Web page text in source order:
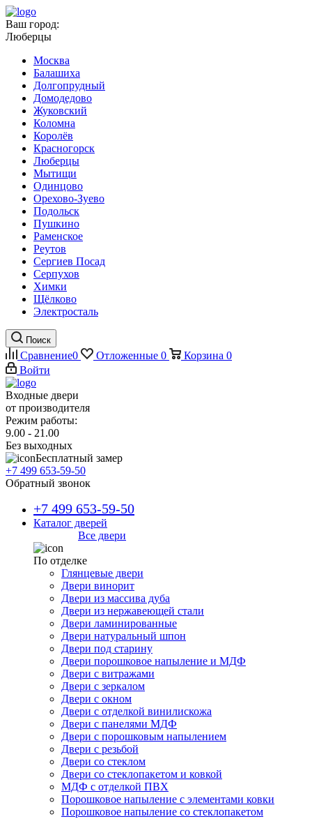
Ваш город:
Люберцы
Москва
Балашиха
Долгопрудный
Домодедово
Жуковский
Коломна
Королёв
Красногорск
Люберцы
Мытищи
Одинцово
Орехово-Зуево
Подольск
Пушкино
Раменское
Реутов
Сергиев Посад
Серпухов
Химки
Щёлково
Электросталь
Поиск
Сравнение0 Отложенные 0 Корзина 0
Войти
Входные двери
от производителя
Режим работы:
9.00 - 21.00
Без выходных
Бесплатный замер
+7 499 653-59-50
Обратный звонок
+7 499 653-59-50
Каталог дверей
Все двери
По отделке
Глянцевые двери
Двери винорит
Двери из массива дуба
Двери из нержавеющей стали
Двери ламинированные
Двери натуральный шпон
Двери под старину
Двери порошковое напыление и МДФ
Двери с витражами
Двери с зеркалом
Двери с окном
Двери с отделкой винилискожа
Двери с панелями МДФ
Двери с порошковым напылением
Двери с резьбой
Двери со стеклом
Двери со стеклопакетом и ковкой
МДФ с отделкой ПВХ
Порошковое напыление с элементами ковки
Порошковое напыление со стеклопакетом